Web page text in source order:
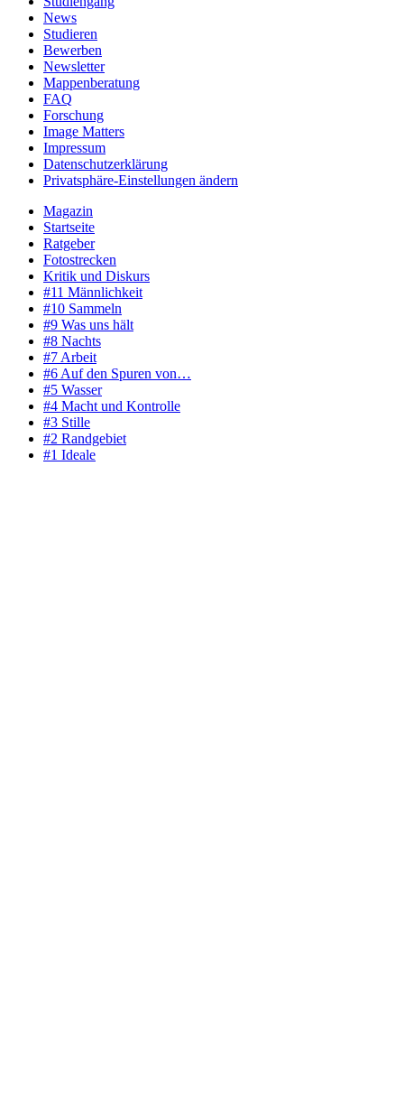
News
Studieren
Bewerben
Newsletter
Mappenberatung
FAQ
Forschung
Image Matters
Impressum
Datenschutzerklärung
Privatsphäre-Einstellungen ändern
Magazin
Startseite
Ratgeber
Fotostrecken
Kritik und Diskurs
#11 Männlichkeit
#10 Sammeln
#9 Was uns hält
#8 Nachts
#7 Arbeit
#6 Auf den Spuren von…
#5 Wasser
#4 Macht und Kontrolle
#3 Stille
#2 Randgebiet
#1 Ideale